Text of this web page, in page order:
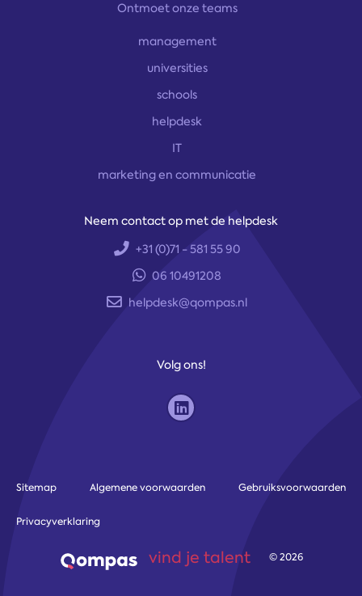
Ontmoet onze teams
management
universities
schools
helpdesk
IT
marketing en communicatie
Neem contact op met de helpdesk
+31 (0)71 - 581 55 90
06 10491208
helpdesk@qompas.nl
Volg ons!
Sitemap Algemene voorwaarden Gebruiksvoorwaarden
Privacyverklaring
vind je talent © 2026